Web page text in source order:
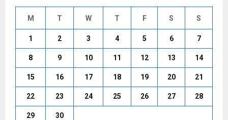
M T W T F S S
1 2 3 4 5 6 7
8 9 10 11 12 13 14
15 16 17 18 19 20 21
22 23 24 25 26 27 28
29
30